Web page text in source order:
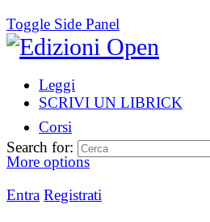
Toggle Side Panel
Leggi
SCRIVI UN LIBRICK
Corsi
More options
Entra Registrati
Search for: